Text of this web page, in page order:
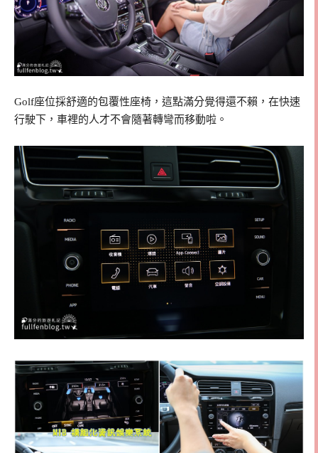
Golf座位採舒適的包覆性座椅，這點滿分覺得還不賴，在快速
行駛下，車裡的人才不會隨著轉彎而移動啦。